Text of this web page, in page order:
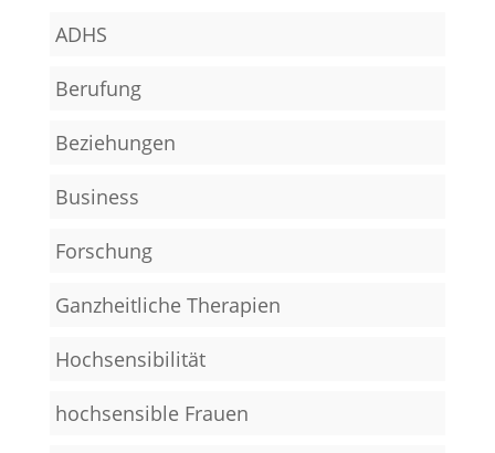
ADHS
Berufung
Beziehungen
Business
Forschung
Ganzheitliche Therapien
Hochsensibilität
hochsensible Frauen